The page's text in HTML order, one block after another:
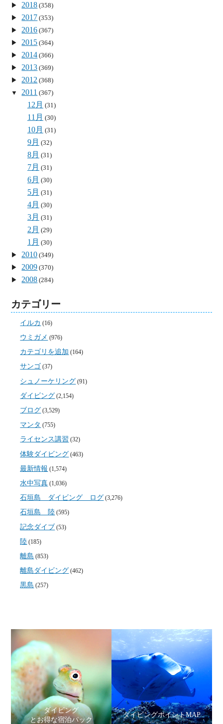
2018 (358)
2017 (353)
2016 (367)
2015 (364)
2014 (366)
2013 (369)
2012 (368)
2011 (367)
12月 (31)
11月 (30)
10月 (31)
9月 (32)
8月 (31)
7月 (31)
6月 (30)
5月 (31)
4月 (30)
3月 (31)
2月 (29)
1月 (30)
2010 (349)
2009 (370)
2008 (284)
カテゴリー
イルカ (16)
ウミガメ (976)
カテゴリを追加 (164)
サンゴ (37)
シュノーケリング (91)
ダイビング (2,154)
ブログ (3,529)
マンタ (755)
ライセンス講習 (32)
体験ダイビング (463)
最新情報 (1,574)
水中写真 (1,036)
石垣島 ダイビング ログ (3,276)
石垣島 陸 (595)
記念ダイブ (53)
陸 (185)
離島 (853)
離島ダイビング (462)
黒島 (257)
ダイビング
とお得な宿泊パック
ダイビングポイントMAP